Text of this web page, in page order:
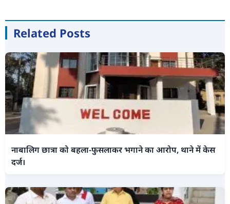
Related Posts
नाबालिग छात्रा को बहला-फुसलाकर भगाने का आरोप, थाने में केस
दर्ज।